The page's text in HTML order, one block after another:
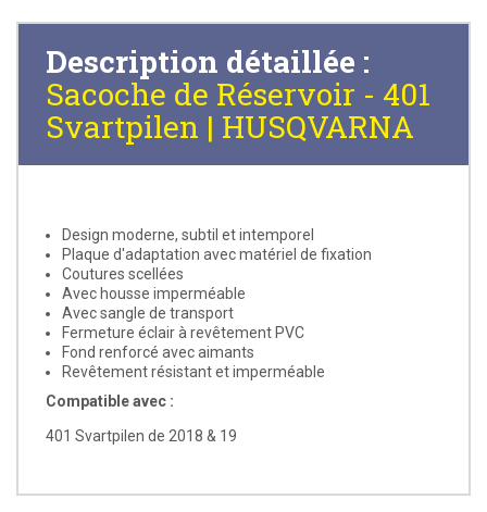
Description détaillée :
Sacoche de Réservoir - 401
Svartpilen | HUSQVARNA
Design moderne, subtil et intemporel
Plaque d'adaptation avec matériel de fixation
Coutures scellées
Avec housse imperméable
Avec sangle de transport
Fermeture éclair à revêtement PVC
Fond renforcé avec aimants
Revêtement résistant et imperméable
Compatible avec :
401 Svartpilen de 2018 & 19